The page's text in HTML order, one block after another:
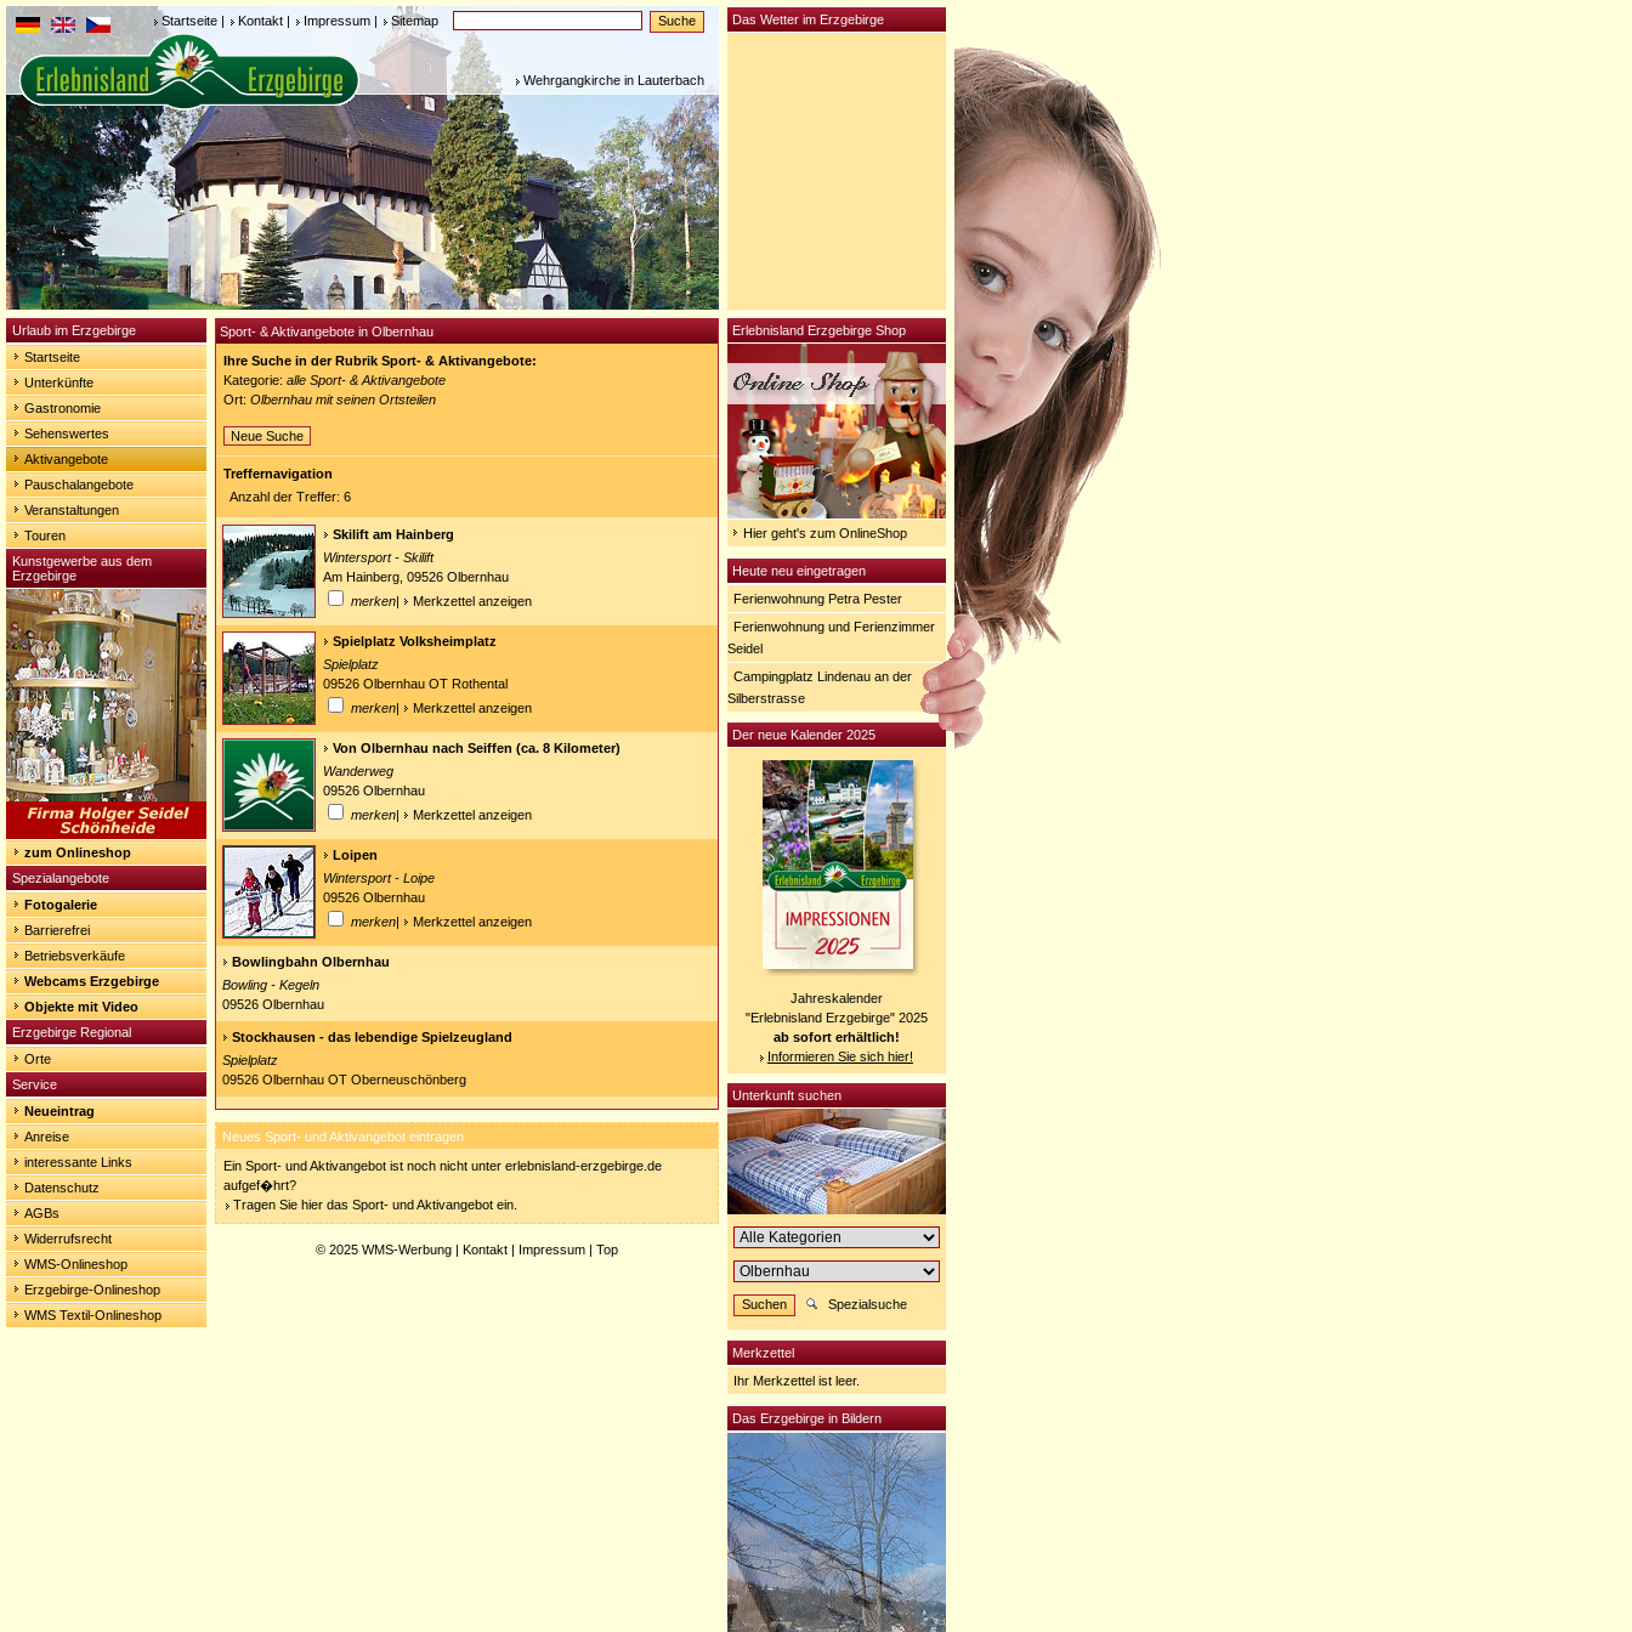
Startseite | Kontakt | Impressum | Sitemap
Wehrgangkirche in Lauterbach
Urlaub im Erzgebirge
Startseite
Unterkünfte
Gastronomie
Sehenswertes
Aktivangebote
Pauschalangebote
Veranstaltungen
Touren
Kunstgewerbe aus dem
Erzgebirge
zum Onlineshop
Spezialangebote
Fotogalerie
Barrierefrei
Betriebsverkäufe
Webcams Erzgebirge
Objekte mit Video
Erzgebirge Regional
Orte
Service
Neueintrag
Anreise
interessante Links
Datenschutz
AGBs
Widerrufsrecht
WMS-Onlineshop
Erzgebirge-Onlineshop
WMS Textil-Onlineshop
Sport- & Aktivangebote in Olbernhau
Ihre Suche in der Rubrik Sport- & Aktivangebote:
Kategorie: alle Sport- & Aktivangebote
Ort: Olbernhau mit seinen Ortsteilen
Neue Suche
Treffernavigation
Anzahl der Treffer: 6
Skilift am Hainberg
Wintersport - Skilift
Am Hainberg, 09526 Olbernhau
merken| Merkzettel anzeigen
Spielplatz Volksheimplatz
Spielplatz
09526 Olbernhau OT Rothental
merken| Merkzettel anzeigen
Von Olbernhau nach Seiffen (ca. 8 Kilometer)
Wanderweg
09526 Olbernhau
merken| Merkzettel anzeigen
Loipen
Wintersport - Loipe
09526 Olbernhau
merken| Merkzettel anzeigen
Bowlingbahn Olbernhau
Bowling - Kegeln
09526 Olbernhau
Stockhausen - das lebendige Spielzeugland
Spielplatz
09526 Olbernhau OT Oberneuschönberg
Neues Sport- und Aktivangebot eintragen
Ein Sport- und Aktivangebot ist noch nicht unter erlebnisland-erzgebirge.de
aufgef�hrt?
Tragen Sie hier das Sport- und Aktivangebot ein.
© 2025 WMS-Werbung | Kontakt | Impressum | Top
Erlebnisland Erzgebirge Shop
Hier geht's zum OnlineShop
Heute neu eingetragen
Ferienwohnung Petra Pester
Ferienwohnung und Ferienzimmer
Seidel
Campingplatz Lindenau an der
Silberstrasse
Der neue Kalender 2025
Jahreskalender
"Erlebnisland Erzgebirge" 2025
ab sofort erhältlich!
Informieren Sie sich hier!
Unterkunft suchen
Spezialsuche
Merkzettel
Ihr Merkzettel ist leer.
Das Erzgebirge in Bildern
Das Wetter im Erzgebirge